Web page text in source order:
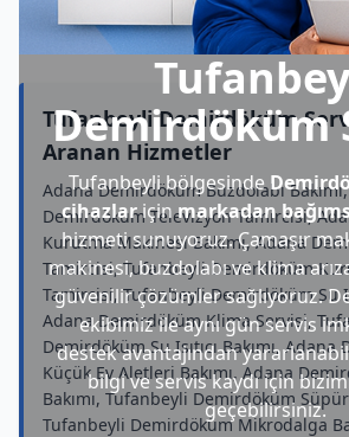
Demirdöküm
Tufanbeyli bölgesinde
cihazlariçinmarkadan
hizmeti sunuyoruz. Çamaşır
makinesi, buzdolabı ve klima
güvenilir çözümler sağlıyoruz.
ekibimiz ile aynı gün servis
destek avantajından
bilgi ve servis kaydı için
geçebilirsiniz.
Tufanbeyli Demirdöküm
Aranan Hizmetler
Adana Demirdöküm Buzdolabı
Demirdöküm Televizyon Tamircisi,
Kurutma Makinesi Bakımı, Adana
Tamircisi, Tufanbeyli Demirdöküm
Tamircisi, Tufanbeyli Demirdöküm Su
Adana Demirdöküm Klima Servisi,
Demirdöküm Su Isıtıcı Bakımı,
Küçük Ev Aletleri Bakımı, Adana
Bakımı, Tufanbeyli Demirdöküm
Tufanbeyli Demirdöküm Mikrodalga